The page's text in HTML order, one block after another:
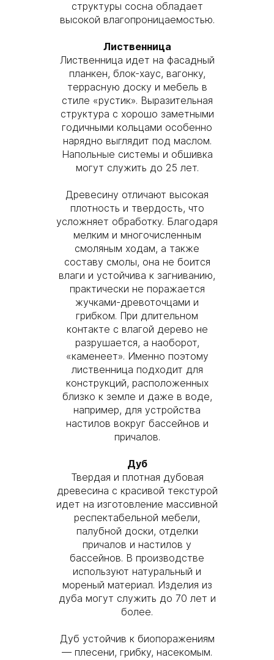
структуры сосна обладает
высокой влагопроницаемостью.
Лиственница
Лиственница идет на фасадный
планкен, блок-хаус, вагонку,
террасную доску и мебель в
стиле «рустик». Выразительная
структура с хорошо заметными
годичными кольцами особенно
нарядно выглядит под маслом.
Напольные системы и обшивка
могут служить до 25 лет.
Древесину отличают высокая
плотность и твердость, что
усложняет обработку. Благодаря
мелким и многочисленным
смоляным ходам, а также
составу смолы, она не боится
влаги и устойчива к загниванию,
практически не поражается
жучками-древоточцами и
грибком. При длительном
контакте с влагой дерево не
разрушается, а наоборот,
«каменеет». Именно поэтому
лиственница подходит для
конструкций, расположенных
близко к земле и даже в воде,
например, для устройства
настилов вокруг бассейнов и
причалов.
Дуб
Твердая и плотная дубовая
древесина с красивой текстурой
идет на изготовление массивной
респектабельной мебели,
палубной доски, отделки
причалов и настилов у
бассейнов. В производстве
используют натуральный и
мореный материал. Изделия из
дуба могут служить до 70 лет и
более.
Дуб устойчив к биопоражениям
— плесени, грибку, насекомым.